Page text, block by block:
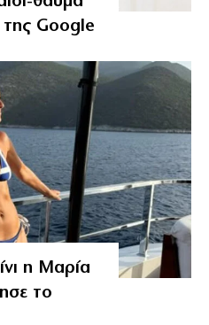
της Google
η Μαρία
το